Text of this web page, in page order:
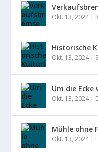
Okt. 13, 2024|
Historische
Okt. 13, 2024|
Um die Ecke
Okt. 13, 2024|
Mühle ohne
Okt. 13, 2024|